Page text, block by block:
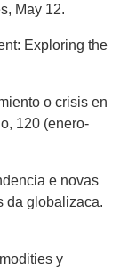
May 12.
Exploring the
o crisis en
120 (enero-
e novas
da globalizaca.
y